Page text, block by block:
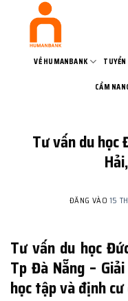
VỀ HUMANBANK TUYỂN
CẨM
Tư vấn du
ĐĂNG VÀO 15
Tư vấn du học
Tp Đà Nẵng –
học tập và định